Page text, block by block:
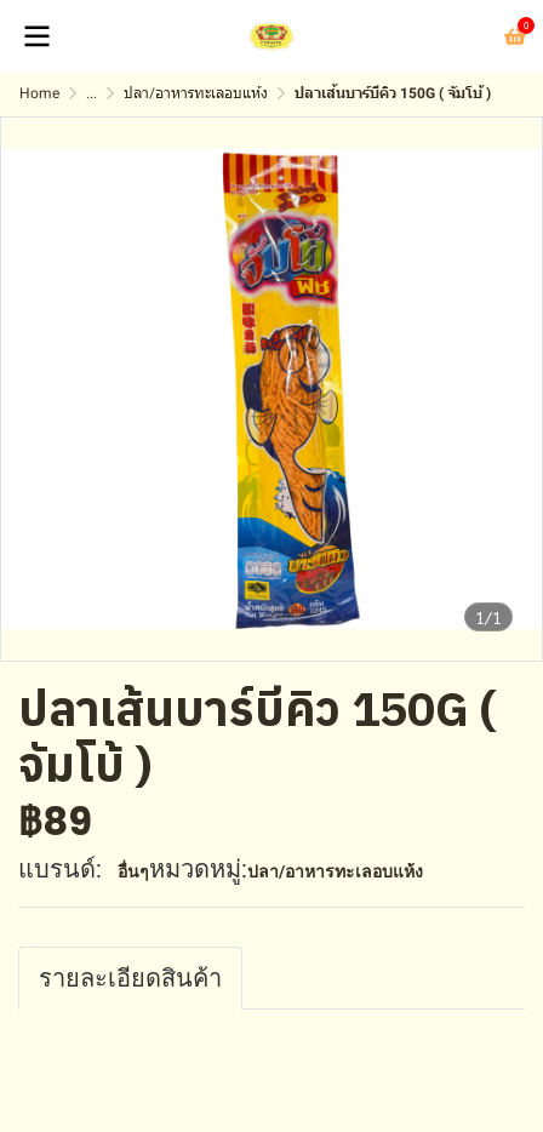
0
Home ... ปลา/อาหารทะเลอบแห้ง ปลาเส้นบาร์บีคิว 150G ( จัมโบ้ )
1/1
ปลาเส้นบาร์บีคิว 150G (
จัมโบ้ )
฿89
แบรนด์: อื่นๆหมวดหมู่:ปลา/อาหารทะเลอบแห้ง
รายละเอียดสินค้า